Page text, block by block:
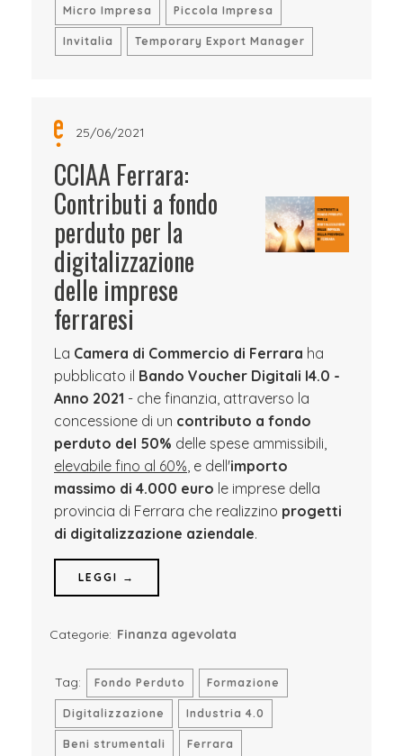
Micro Impresa Piccola Impresa
Invitalia Temporary Export Manager
25/06/2021
CCIAA Ferrara:
Contributi a fondo
perduto per la
digitalizzazione
delle imprese
ferraresi
La Camera di Commercio di Ferrara ha
pubblicato il Bando Voucher Digitali I4.0 -
Anno 2021 - che finanzia, attraverso la
concessione di un contributo a fondo
perduto del 50% delle spese ammissibili,
elevabile fino al 60%, e dell'importo
massimo di 4.000 euro le imprese della
provincia di Ferrara che realizzino progetti
di digitalizzazione aziendale.
LEGGI →
Categorie: Finanza agevolata
Tag: Fondo Perduto Formazione
Digitalizzazione Industria 4.0
Beni strumentali Ferrara